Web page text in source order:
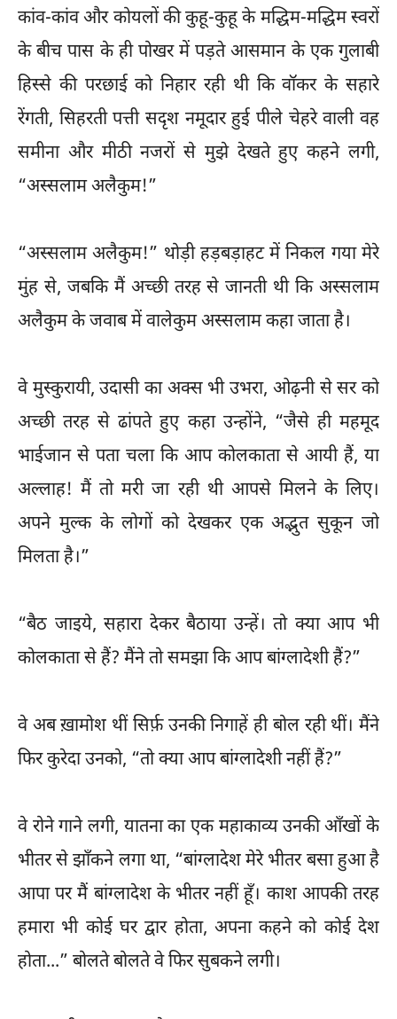
कांव-कांव और कोयलों की कुहू-कुहू के मद्धिम-मद्धिम स्वरों
के बीच पास के ही पोखर में पड़ते आसमान के एक गुलाबी
हिस्से की परछाई को निहार रही थी कि वॉकर के सहारे
रेंगती, सिहरती पत्ती सदृश नमूदार हुई पीले चेहरे वाली वह
समीना और मीठी नजरों से मुझे देखते हुए कहने लगी,
“अस्सलाम अलैकुम!”
“अस्सलाम अलैकुम!” थोड़ी हड़बड़ाहट में निकल गया मेरे
मुंह से, जबकि मैं अच्छी तरह से जानती थी कि अस्सलाम
अलैकुम के जवाब में वालेकुम अस्सलाम कहा जाता है।
वे मुस्कुरायी, उदासी का अक्स भी उभरा, ओढ़नी से सर को
अच्छी तरह से ढांपते हुए कहा उन्होंने, “जैसे ही महमूद
भाईजान से पता चला कि आप कोलकाता से आयी हैं, या
अल्लाह! मैं तो मरी जा रही थी आपसे मिलने के लिए।
अपने मुल्क के लोगों को देखकर एक अद्भुत सुकून जो
मिलता है।”
“बैठ जाइये, सहारा देकर बैठाया उन्हें। तो क्या आप भी
कोलकाता से हैं? मैंने तो समझा कि आप बांग्लादेशी हैं?”
वे अब ख़ामोश थीं सिर्फ़ उनकी निगाहें ही बोल रही थीं। मैंने
फिर कुरेदा उनको, “तो क्या आप बांग्लादेशी नहीं हैं?”
वे रोने गाने लगी, यातना का एक महाकाव्य उनकी आँखों के
भीतर से झाँकने लगा था, “बांग्लादेश मेरे भीतर बसा हुआ है
आपा पर मैं बांग्लादेश के भीतर नहीं हूँ। काश आपकी तरह
हमारा भी कोई घर द्वार होता, अपना कहने को कोई देश
होता...” बोलते बोलते वे फिर सुबकने लगी।